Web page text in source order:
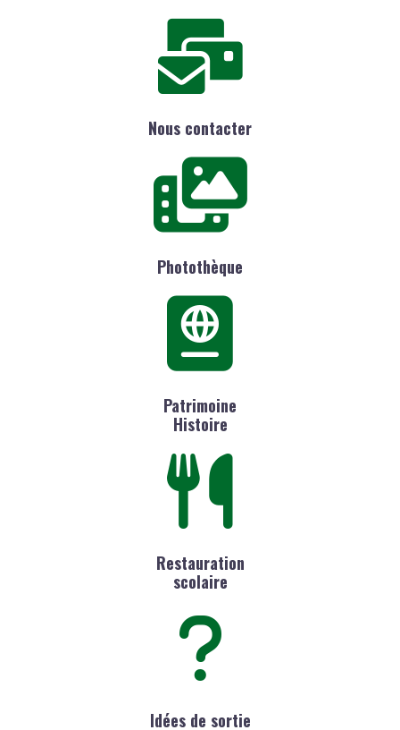
Nous contacter
Photothèque
Patrimoine
Histoire
Restauration
scolaire
Idées de sortie